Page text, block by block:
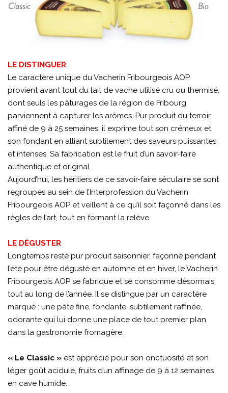
LE DISTINGUER
Le caractère unique du Vacherin Fribourgeois AOP
provient avant tout du lait de vache utilisé cru ou thermisé,
dont seuls les pâturages de la région de Fribourg
parviennent à capturer les arômes. Pur produit du terroir,
affiné de 9 à 25 semaines, il exprime tout son crémeux et
son fondant en alliant subtilement des saveurs puissantes
et intenses. Sa fabrication est le fruit d’un savoir-faire
authentique et original.
Aujourd’hui, les héritiers de ce savoir-faire séculaire se sont
regroupés au sein de l’Interprofession du Vacherin
Fribourgeois AOP et veillent à ce qu’il soit façonné dans les
règles de l’art, tout en formant la relève.
LE DÉGUSTER
Longtemps resté pur produit saisonnier, façonné pendant
l’été pour être dégusté en automne et en hiver, le Vacherin
Fribourgeois AOP se fabrique et se consomme désormais
tout au long de l’année. Il se distingue par un caractère
marqué : une pâte fine, fondante, subtilement raffinée,
odorante qui lui donne une place de tout premier plan
dans la gastronomie fromagère.
« Le Classic » est apprécié pour son onctuosité et son
léger goût acidulé, fruits d’un affinage de 9 à 12 semaines
en cave humide.